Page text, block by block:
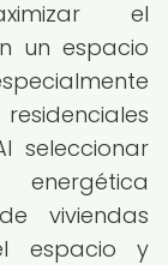
el
un espacio
seleccionar
viviendas
espacio y